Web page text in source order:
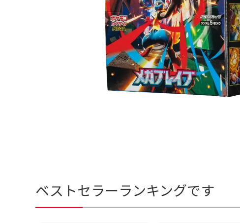
ベストセラーランキングです